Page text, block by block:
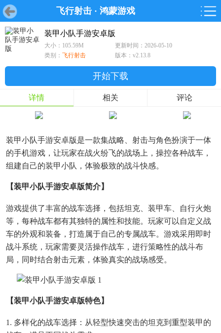
飞行射击 · 鸿蒙游戏
首页 游戏 软件
首页 游戏 软件 鸿蒙
游戏
鸿蒙
软件
专题
装甲小队手游安卓版
大小：105.59M
更新时间：2026-05-10
类别： 飞行射击 版本：v2.13.8
开始下载
详情 相关 评论
装甲小队手游安卓版是一款集战略、射击与角色扮演于一体
的手机游戏，让玩家在战火纷飞的战场上，操控各种战车，
组建自己的装甲小队，体验极致的战斗快感。
【装甲小队手游安卓版简介】
游戏提供了丰富的战车选择，包括坦克、装甲车、自行火炮
等，每种战车都有其独特的属性和技能。玩家可以自定义战
车的外观和装备，打造属于自己的专属战车。游戏采用即时
战斗系统，玩家需要灵活操作战车，进行策略性的战斗布
局，同时结合射击元素，体验真实的战场感受。
【装甲小队手游安卓版特色】
1. 多样化的战车选择：从轻型快速突击的坦克到重型装甲的